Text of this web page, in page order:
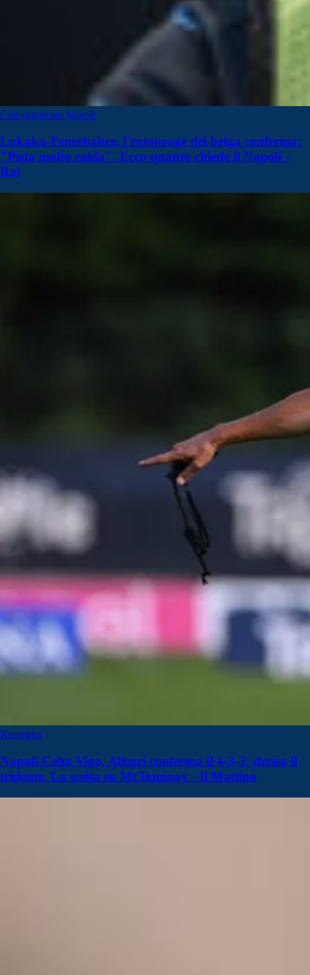
Calciomercato Napoli
Lukaku-Fenerbahce, l'entourage del belga conferma:
"Pista molto calda". Ecco quanto chiede il Napoli -
Rai
Rassegna
Napoli-Celta Vigo, Allegri conferma il 4-3-3: deciso il
tridente. La scelta su McTominay - Il Mattino